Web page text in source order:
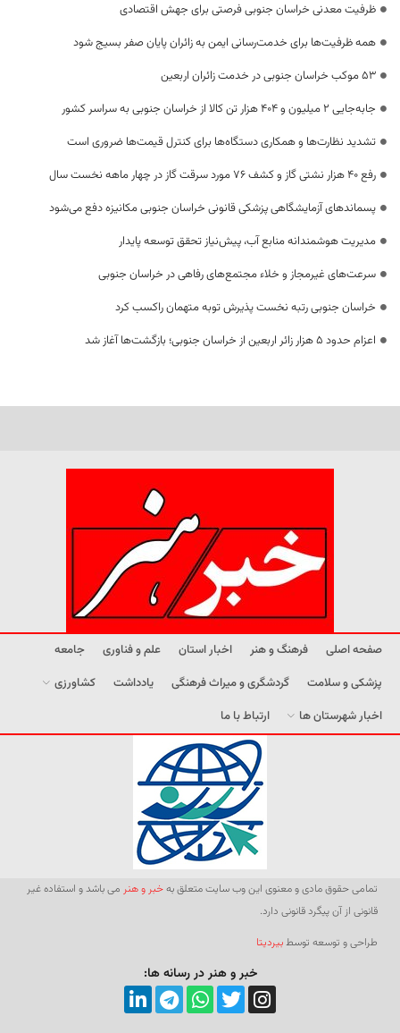
ظرفیت معدنی خراسان جنوبی فرصتی برای جهش اقتصادی
همه ظرفیت‌ها برای خدمت‌رسانی ایمن به زائران پایان صفر بسیج شود
53 موکب خراسان جنوبی در خدمت زائران اربعین
جابه‌جایی 2 میلیون و 404 هزار تن کالا از خراسان جنوبی به سراسر کشور
تشدید نظارت‌ها و همکاری دستگاه‌ها برای کنترل قیمت‌ها ضروری است
رفع 40 هزار نشتی گاز و کشف 76 مورد سرقت گاز در چهار ماهه نخست سال
پسماندهای آزمایشگاهی پزشکی قانونی خراسان جنوبی مکانیزه دفع می‌شود
مدیریت هوشمندانه منابع آب، پیش‌نیاز تحقق توسعه پایدار
سرعت‌های غیرمجاز و خلاء مجتمع‌های رفاهی در خراسان جنوبی
خراسان جنوبی رتبه نخست پذیرش توبه متهمان راکسب کرد
اعزام حدود 5 هزار زائر اربعین از خراسان جنوبی؛ بازگشت‌ها آغاز شد
صفحه اصلی فرهنگ و هنر اخبار استان علم و فناوری
جامعه
پزشکی و سلامت
گردشگری و میراث فرهنگی یادداشت
کشاورزی
اخبار شهرستان ها
ارتباط با ما
تمامی حقوق مادی و معنوی این وب سایت متعلق بهخبر و هنر می باشد و استفاده غیر
قانونی از آن پیگرد قانونی دارد.
طراحی و توسعه توسطبیردیتا
خبر و هنر در رسانه ها: